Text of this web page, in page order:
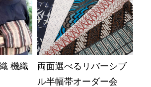
機織
両面選べるリバーシブ
ル半幅帯オーダー会